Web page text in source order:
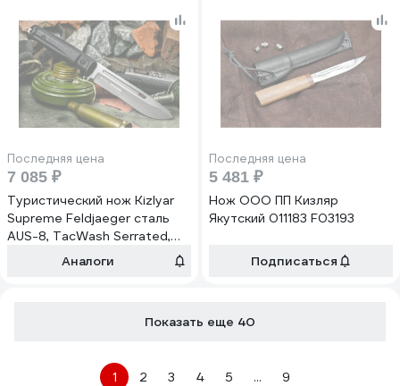
Последняя цена
7 085 ₽
Туристический нож Kizlyar
Supreme Feldjaeger сталь
AUS-8, TacWash Serrated,
рукоять черный Кратон
Аналоги
Последняя цена
5 481 ₽
Нож ООО ПП Кизляр
Якутский 011183 F03193
Подписаться
Показать еще 40
1 2 3 4 5 ... 9